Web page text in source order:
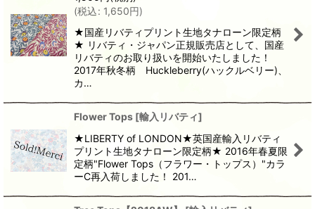
(税込: 1,650円)
★国産リバティプリント生地タナローン限定柄
★ リバティ・ジャパン正規販売店として、国産
リバティのお取り扱いを開始いたしました！
2017年秋冬柄 Huckleberry(ハックルベリー)、
カ…
Flower Tops [輸入リバティ]
★LIBERTY of LONDON★英国産輸入リバティ
プリント生地タナローン限定柄★ 2016年春夏限
定柄"Flower Tops（フラワー・トップス）"カラ
ーC再入荷しました！ 201…